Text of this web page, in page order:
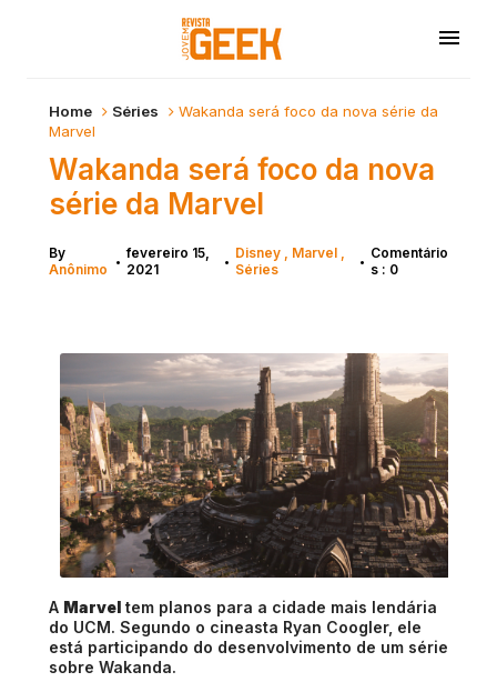
Home Séries
Wakanda será foco da nova série da
Marvel
Wakanda será foco da nova
série da Marvel
By
Anônimo
• fevereiro 15,
2021
• Disney
Marvel
Séries
• Comentário
s : 0
A Marvel tem planos para a cidade mais lendária
do UCM. Segundo o cineasta Ryan Coogler, ele
está participando do desenvolvimento de um série
sobre Wakanda.